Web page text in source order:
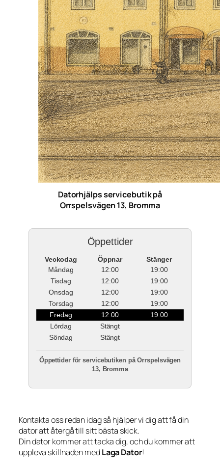
Datorhjälps servicebutik på
Orrspelsvägen 13, Bromma
Öppettider
Veckodag Öppnar
Stänger
Måndag
12:00
19:00
Tisdag
12:00
19:00
Onsdag
12:00
19:00
Torsdag
12:00
19:00
Fredag
12:00
19:00
Lördag
Stängt
Söndag
Stängt
Öppettider för servicebutiken på Orrspelsvägen
13, Bromma
Kontakta oss redan idag så hjälper vi dig att få din
dator att återgå till sitt bästa skick.
Din dator kommer att tacka dig, och du kommer att
uppleva skillnaden medLaga Dator!